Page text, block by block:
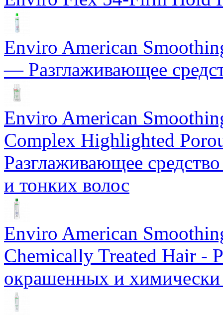
Enviro American
— Разглаживающее
Enviro American
Complex Highlighted
Разглаживающее
и тонких волос
Еnviro American
Chemically Treated Hair -
окрашенных и